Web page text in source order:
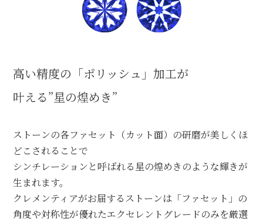
高い精度の「ポリッシュ」加工が
叶える”星の煌めき”
ストーンの各ファセット（カット面）の研磨が美しくほ
どこされることで
シンチレーションと呼ばれる星の煌めきのような輝きが
生まれます。
クレメンティアがお届するストーンは「ファセット」の
角度や対称性が優れたエクセレントグレードのみを厳選